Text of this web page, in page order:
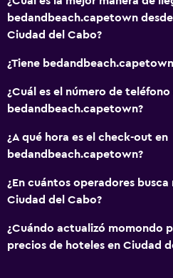
bedandbeach.capetown
Ciudad del Cabo?
¿Tiene
¿Cuál es el número de teléfono
bedandbeach.capetown?
¿A qué hora es el check-out en
bedandbeach.capetown?
¿En cuántos operadores
Ciudad del Cabo?
¿Cuándo actualizó momondo
precios de hoteles en Ciudad